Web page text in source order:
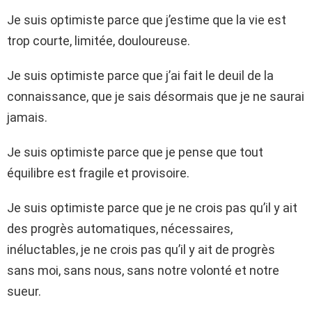
Je suis optimiste parce que j’estime que la vie est
trop courte, limitée, douloureuse.
Je suis optimiste parce que j’ai fait le deuil de la
connaissance, que je sais désormais que je ne saurai
jamais.
Je suis optimiste parce que je pense que tout
équilibre est fragile et provisoire.
Je suis optimiste parce que je ne crois pas qu’il y ait
des progrès automatiques, nécessaires,
inéluctables, je ne crois pas qu’il y ait de progrès
sans moi, sans nous, sans notre volonté et notre
sueur.